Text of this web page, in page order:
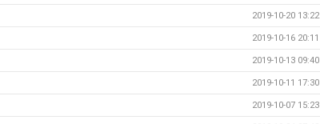
2019-10-20 13:22
2019-10-16 20:11
2019-10-13 09:40
2019-10-11 17:30
2019-10-07 15:23